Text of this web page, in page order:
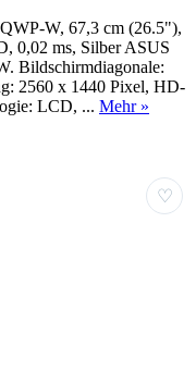
W, 67,3 cm (26.5"),
0,02 ms, Silber ASUS
Bildschirmdiagonale:
2560 x 1440 Pixel, HD-
LCD, ... Mehr »
♡